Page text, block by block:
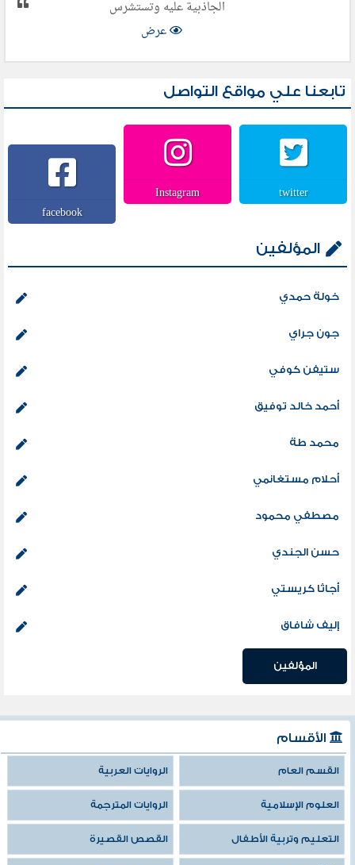
الجاذبية عليه وتستشرس
عرض
تابعنا علي مواقع التواصل
twitter
Instagram
facebook
المؤلفين
خولة حمدي
جون جراي
ستيفن كوفي
أحمد خالد توفيق
محمد طة
أحلام مستغانمي
مصطفي محمود
حسن الجندي
أجاثا كريستي
إليف شافاق
المؤلفين
الأقسام
القسم العام الروايات العربية
العلوم الإسلامية الروايات المترجمة
التعليم وتربية الأطفال القصص القصيرة